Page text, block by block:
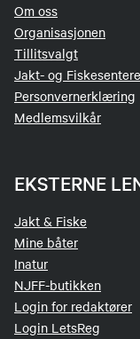
Om oss
Organisasjonen
Tillitsvalgt
Jakt- og
Personvernerklæring
Medlemsvilkår
EKSTERNE
Jakt & Fiske
Mine båter
Inatur
NJFF-butikken
Login for redaktører
Login LetsReg